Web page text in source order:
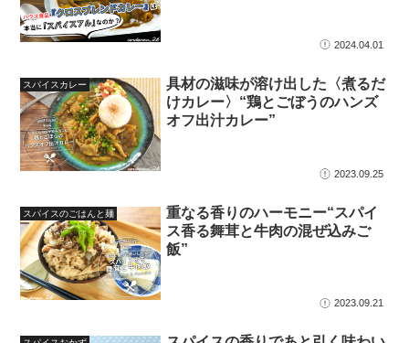
2024.04.01
スパイスカレー
具材の滋味が溶け出した〈煮るだ
けカレー〉“鶏とごぼうのハンズ
オフ出汁カレー”
2023.09.25
スパイスのごはんと麺
重なる香りのハーモニー“スパイ
ス香る舞茸と牛肉の混ぜ込みご
飯”
2023.09.21